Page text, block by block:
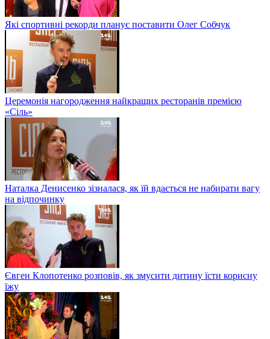
Які спортивні рекорди планує поставити Олег Собчук
Церемонія нагородження найкращих ресторанів премією
«Сіль»
Наталка Денисенко зізналася, як їй вдається не набирати вагу
на відпочинку
Євген Клопотенко розповів, як змусити дитину їсти корисну
їжу